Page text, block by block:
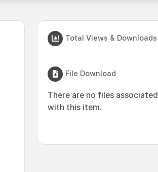
Total Views & Downloads
File Download
There are no files associated
with this item.